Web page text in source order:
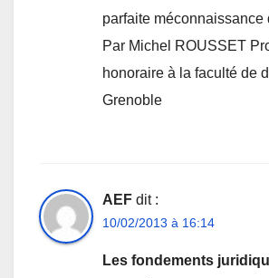
parfaite méconnaissance
Par Michel ROUSSET
honoraire à la faculté de
Grenoble
AEF dit :
10/02/2013 à 16:14
Les fondements